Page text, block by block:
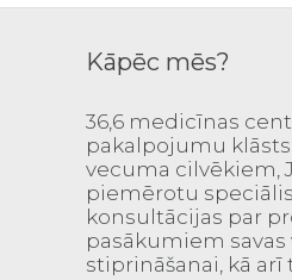
Kāpēc mēs?
36,6 medicīnas
pakalpojumu
vecuma cilvēkiem,
piemērotu
konsultācijas par
pasākumiem savas
stiprināšanai, kā arī